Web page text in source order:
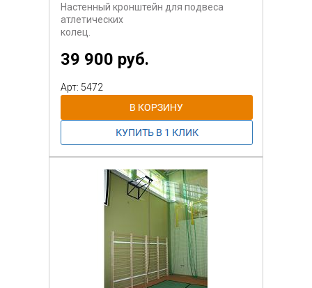
Настенный кронштейн для подвеса
атлетических
колец.
39 900 руб.
Арт: 5472